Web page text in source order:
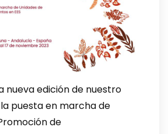
nueva edición de nuestro
puesta en marcha de
de